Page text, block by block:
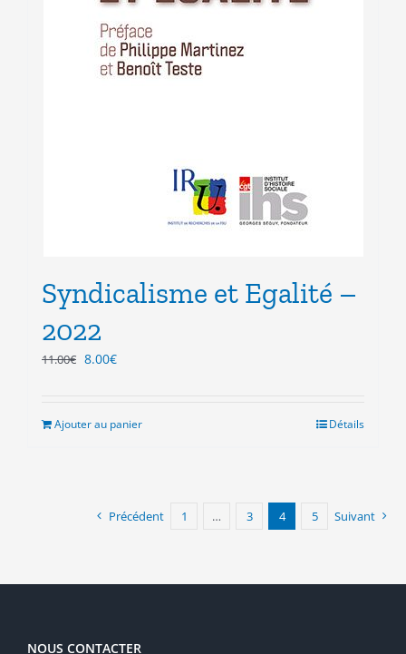
Syndicalisme et Egalité –
2022
11.00€ Le
8.00€Le
est :
Ajouter au panier Détails
Précédent 1 … 3 4 5 Suivant
NOUS CONTACTER